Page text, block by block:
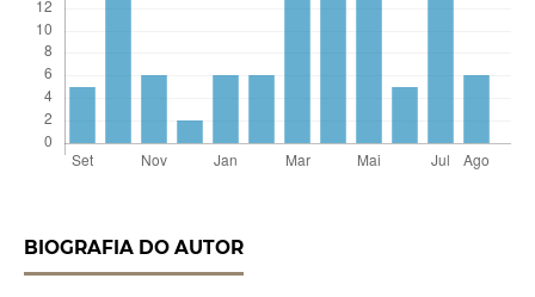
BIOGRAFIA DO AUTOR